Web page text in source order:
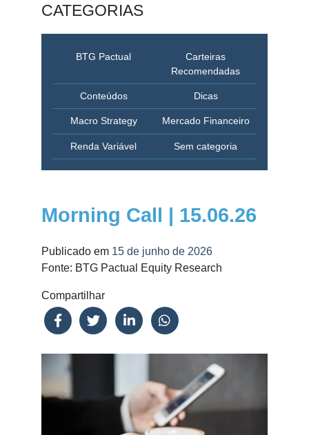
CATEGORIAS
BTG Pactual
Carteiras
Recomendadas
Conteúdos Dicas
Macro Strategy Mercado Financeiro
Renda Variável Sem categoria
Morning Call | 15.06.26
Publicado em 15 de junho de 2026
Fonte: BTG Pactual Equity Research
Compartilhar